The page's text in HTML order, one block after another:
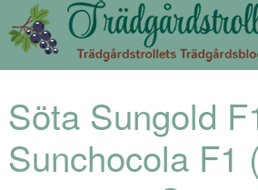
Söta Sungold
Sunchocola F1